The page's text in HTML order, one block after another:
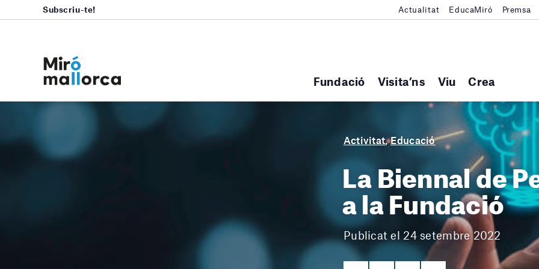
Fundació Visita’ns Viu Crea
Subscriu-te! Actualitat EducaMiró Premsa
Activitat,Educació
La Biennal de
a la Fundació
Publicat el 24 setembre 2022